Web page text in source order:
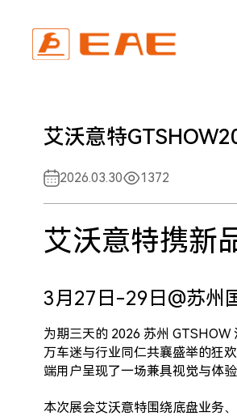
艾沃意特
2026.03.30 1372
艾沃意特携新
3月27日-29日@苏州
为期三天的 2026 苏州
万车迷与行业同仁共襄盛举的狂
端用户呈现了一场兼具视觉与体验
本次展会艾沃意特围绕底盘业务